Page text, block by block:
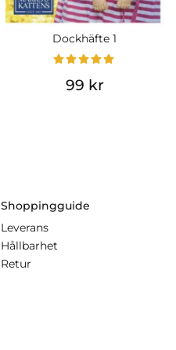
Dockhäfte 1
99 kr
Shoppingguide
Leverans
Hållbarhet
Retur